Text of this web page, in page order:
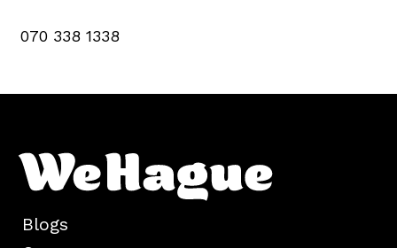
070 338 1338
Blogs